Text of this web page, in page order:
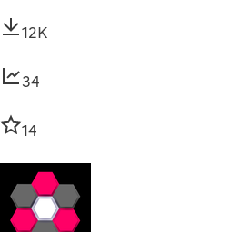
12K
34
14